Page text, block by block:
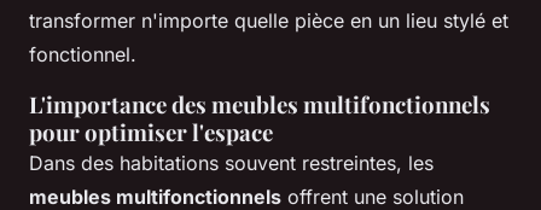
transformer n'importe quelle pièce en un lieu stylé et
fonctionnel.
L'importance des meubles multifonctionnels
pour optimiser l'espace
Dans des habitations souvent restreintes, les
meubles multifonctionnels offrent une solution